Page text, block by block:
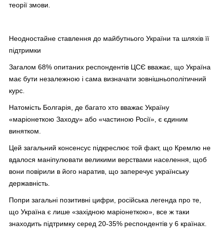
теорії змови.
Неодностайне ставлення до майбутнього України та шляхів її
підтримки
Загалом 68% опитаних респондентів ЦСЄ вважає, що Україна
має бути незалежною і сама визначати зовнішньополітичний
курс.
Натомість Болгарія, де багато хто вважає Україну
«маріонеткою Заходу» або «частиною Росії», є єдиним
винятком.
Цей загальний консенсус підкреслює той факт, що Кремлю не
вдалося маніпулювати великими верствами населення, щоб
вони повірили в його наратив, що заперечує українську
державність.
Попри загальні позитивні цифри, російська легенда про те,
що Україна є лише «західною маріонеткою», все ж таки
знаходить підтримку серед 20-35% респондентів у 6 країнах.